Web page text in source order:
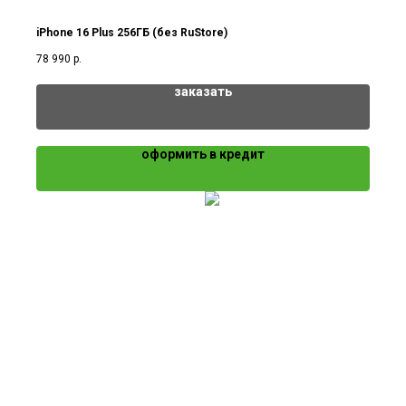
iPhone 16 Plus 256ГБ (без RuStore)
78 990 р.
заказать
оформить в кредит